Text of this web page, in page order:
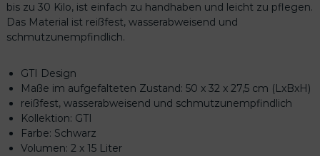
bis zu 30 Kilo, ist einfach zu handhaben und leicht zu pflegen.
Das Material ist reißfest, wasserabweisend und
schmutzunempfindlich.
GTI Design
Maße im aufgefalteten Zustand: 50 x 32 x 27,5 cm (LxBxH)
reißfest, wasserabweisend und schmutzunempfindlich
Kollektion: GTI
Farbe: Schwarz
Volumen: 2 x 15 Liter